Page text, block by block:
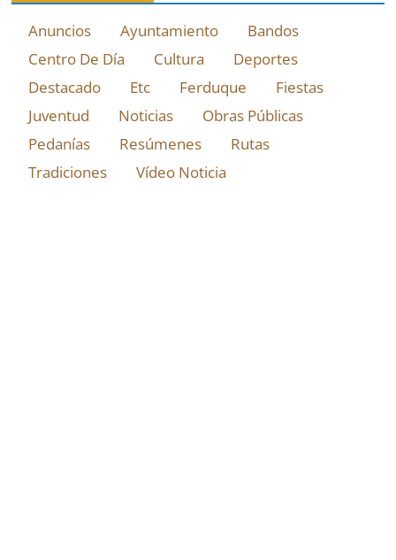
Anuncios Ayuntamiento
Bandos
Centro De Día
Cultura
Deportes
Destacado
Etc Ferduque
Fiestas
Juventud
Noticias
Obras Públicas
Pedanías
Resúmenes
Rutas
Tradiciones
Vídeo Noticia